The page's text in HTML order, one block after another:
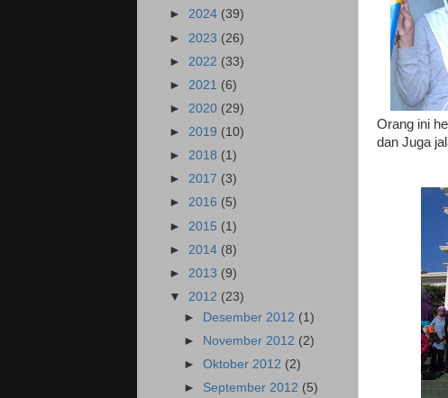
Orang ini
dan Juga
► 2024 (39)
► 2023 (26)
► 2022 (33)
► 2021 (6)
► 2020 (29)
► 2019 (10)
► 2018 (1)
► 2017 (3)
► 2016 (5)
► 2015 (1)
► 2014 (8)
► 2013 (9)
▼ 2012 (23)
► Desember 2012 (1)
►
November 2012 (2)
►Oktober 2012 (2)
► September 2012 (5)